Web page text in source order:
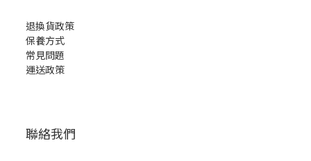
退換貨政策
保養方式
常見問題
運送政策
聯絡我們